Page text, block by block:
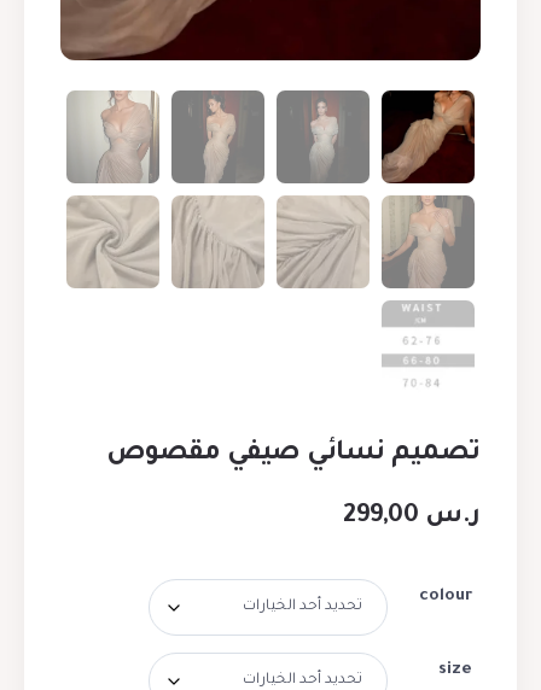
تصميم نسائي صيفي مقصوص
ر.س
colour
size